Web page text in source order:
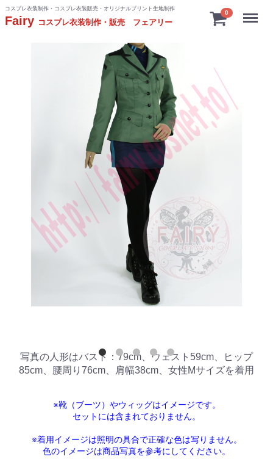
コスプレ衣装制作・コスプレ衣装販売・オリジナルプリント生地制作
Fairy コスプレ衣装制作・販売 フェアリー
0 Menu
写真の人形はバスト：79cm、ウェスト59cm、ヒップ
85cm、腰周り76cm、肩幅38cm、女性Mサイズを着用
※靴（ブーツ）やウィッグはイメージです。
セットには含まれておりません。
※着用イメージは照明の具合で正確な色は写りません。
色のイメージは商品写真を参考にしてください。